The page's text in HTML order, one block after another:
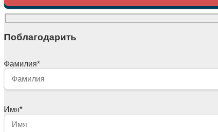
Поблагодарить
Фамилия*
Имя*